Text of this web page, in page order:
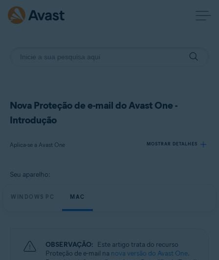
Nova Proteção de e-mail do Avast One -
Introdução
Aplica-se a Avast One MOSTRAR DETALHES
Avast One
Seu aparelho:
WINDOWS PC MAC
OBSERVAÇÃO: Este artigo trata do recurso
Proteção de e-mail na nova versão do Avast One.